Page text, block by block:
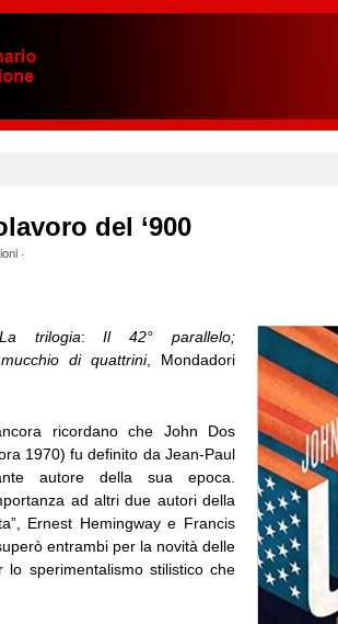
del ‘900
·
trilogia:Il 42° parallelo;
di quattrini, Mondadori
ricordano che John Dos
1970) fu definito da Jean-Paul
autore della sua epoca.
ad altri due autori della
Ernest Hemingway e Francis
entrambi per la novità delle
lo sperimentalismo stilistico che